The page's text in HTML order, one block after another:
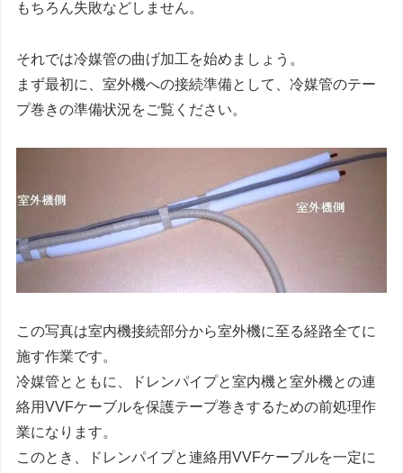
もちろん失敗などしません。
それでは冷媒管の曲げ加工を始めましょう。
まず最初に、室外機への接続準備として、冷媒管のテー
プ巻きの準備状況をご覧ください。
この写真は室内機接続部分から室外機に至る経路全てに
施す作業です。
冷媒管とともに、ドレンパイプと室内機と室外機との連
絡用VVFケーブルを保護テープ巻きするための前処理作
業になります。
このとき、ドレンパイプと連絡用VVFケーブルを一定に